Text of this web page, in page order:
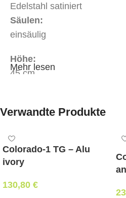
Edelstahl satiniert
Säulen:
einsäulig
Höhe:
45 cm
Ø 45 cm / Ø 6 cm
maximale
Ø 80 cm
Niveau-
Mehr lesen
Verwandte Produkte
Colorado-1 TG – Alu
ivory
130,80 €